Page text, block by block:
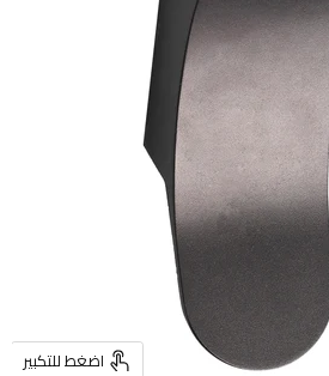
اضغط للتكبير